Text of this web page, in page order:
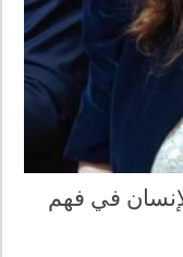
في فهم